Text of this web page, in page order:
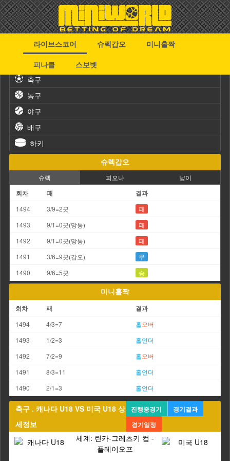
라이브스코어 슈렉갑오
미니홀짝
피나클
스보벳
축구
농구
야구
배구
하키
슈렉갑오
슈렉 피오나 냥이
회차 패 결과
1494 3/9=2끗
패
1493
9/1=0끗(망통)
패
1492
9/1=0끗(망통)
패
1491
3/6=9끗(갑오)
무
1490
9/6=5끗 승
미니홀짝
회차 패 결과
1494 4/3=7 홀오버
1493
1/2=3 홀언더
1492
7/2=9 홀오버
1491
8/3=11 홀언더
1490
2/1=3 홀언더
축구 . 캐나다 U18 VS 미국 U18 상
세정보
진행중경기
경기결과
경기일정
세계: 린카-그레츠키 컵 -
플레이오프